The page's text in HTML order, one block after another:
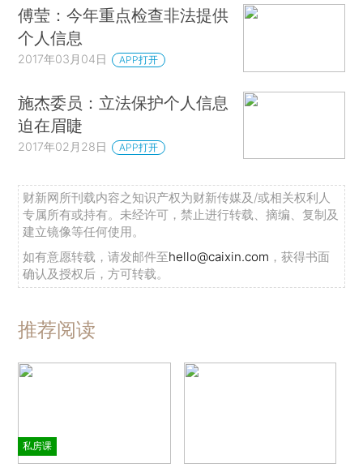
傅莹：今年重点检查非法提供
个人信息
2017年03月04日 APP打开
施杰委员：立法保护个人信息
迫在眉睫
2017年02月28日 APP打开
财新网所刊载内容之知识产权为财新传媒及/或相关权利人
专属所有或持有。未经许可，禁止进行转载、摘编、复制及
建立镜像等任何使用。
如有意愿转载，请发邮件至hello@caixin.com ，获得书面
确认及授权后，方可转载。
推荐阅读
私房课